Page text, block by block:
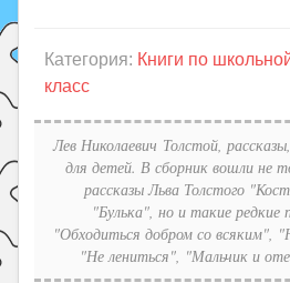
ГДЗ
Психология
Летом!
Поиск
Категория: Книги по
класс
Лев Николаевич Толстой,
для детей. В сборник вошли не
рассказы Льва Толстого
"Булька", но и такие редкие
"Обходиться добром со всяким",
"Не лениться", "Мальчик и